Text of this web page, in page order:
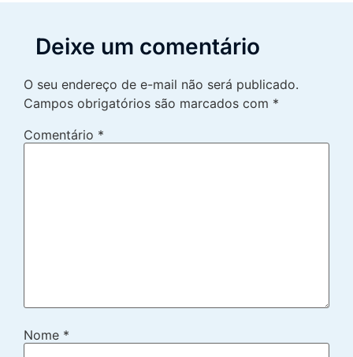
Deixe um comentário
O seu endereço de e-mail não será publicado.
Campos obrigatórios são marcados com *
Comentário *
Nome *